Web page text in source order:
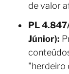
de valor
PL
Júnior):
"herdeiro